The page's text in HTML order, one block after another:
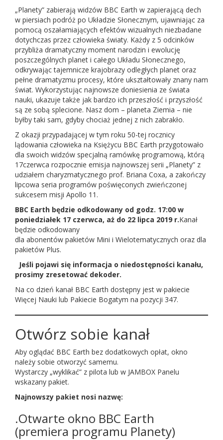
„Planety” zabierają widzów BBC Earth w zapierającą dech
w piersiach podróż po Układzie Słonecznym, ujawniając za
pomocą oszałamiających efektów wizualnych niezbadane
dotychczas przez człowieka światy. Każdy z 5 odcinków
przybliża dramatyczny moment narodzin i ewolucję
poszczególnych planet i całego Układu Słonecznego,
odkrywając tajemnicze krajobrazy odległych planet oraz
pełne dramatyzmu procesy, które ukształtowały znany nam
świat. Wykorzystując najnowsze doniesienia ze świata
nauki, ukazuje także jak bardzo ich przeszłość i przyszłość
są ze sobą splecione. Nasz dom – planeta Ziemia – nie
byłby taki sam, gdyby chociaż jednej z nich zabrakło.
Z okazji przypadającej w tym roku 50-tej rocznicy
lądowania człowieka na Księżycu BBC Earth przygotowało
dla swoich widzów specjalną ramówkę programową, którą
17czerwca rozpocznie emisja najnowszej serii „Planety” z
udziałem charyzmatycznego prof. Briana Coxa, a zakończy
lipcowa seria programów poświęconych zwieńczonej
sukcesem misji Apollo 11.
BBC Earth będzie odkodowany od godz. 17:00 w
poniedziałek 17 czerwca, aż do 22 lipca 2019 r.Kanał
będzie odkodowany
dla abonentów pakietów Mini i Wielotematycznych oraz dla
pakietów Plus.
Jeśli pojawi się informacja o niedostępności kanału,
prosimy zresetować dekoder.
Na co dzień kanał BBC Earth dostępny jest w pakiecie
Więcej Nauki lub Pakiecie Bogatym na pozycji 347.
Otwórz sobie kanał
Aby oglądać BBC Earth bez dodatkowych opłat, okno
należy sobie otworzyć samemu.
Wystarczy „wyklikać” z pilota lub w JAMBOX Panelu
wskazany pakiet.
Najnowszy pakiet nosi nazwę:
.Otwarte okno BBC Earth
(premiera programu Planety)